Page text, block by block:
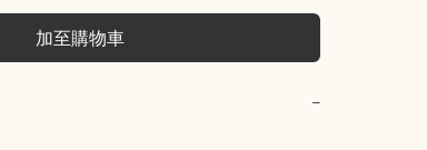
加至購物車
−